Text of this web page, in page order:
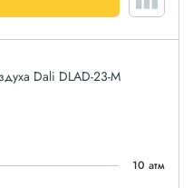
Dali DLAD-23-M
10 атм